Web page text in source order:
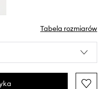
Tabela rozmiarów